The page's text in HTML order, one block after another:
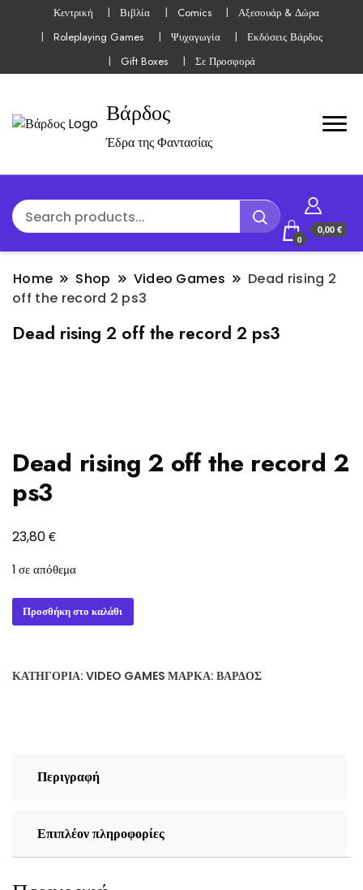
Κεντρική Βιβλία Comics
Αξεσουάρ & Δώρα
Roleplaying Games
Ψυχαγωγία
Εκδόσεις Βάρδος
Gift Boxes
Σε Προσφορά
Βάρδος
Έδρα της Φαντασίας
0
0,00 €
Home Shop Video Games
Dead rising 2
off the record 2 ps3
Dead rising 2 off the record 2 ps3
Dead rising 2 off the record 2
ps3
23,80€
1 σε απόθεμα
Dead
rising
the
Προσθήκη στο καλάθι
ΚΑΤΗΓΟΡΊΑ: VIDEO GAMES ΜΆΡΚΑ: ΒΆΡΔΟΣ
Περιγραφή
Επιπλέον πληροφορίες